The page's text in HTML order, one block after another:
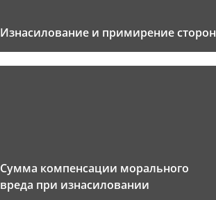
Изнасилование и примирение сторон
Сумма компенсации морального
вреда при изнасиловании